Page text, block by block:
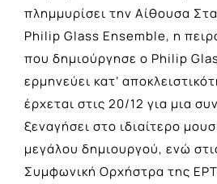
πλημμυρίσει την Αίθουσα
Philip Glass Ensemble, η
που δημιούργησε ο Philip
ερμηνεύει κατ’
έρχεται στις 20/12 για μια
ξεναγήσει στο ιδιαίτερο
μεγάλου δημιουργού, ενώ
Συμφωνική Ορχήστρα της